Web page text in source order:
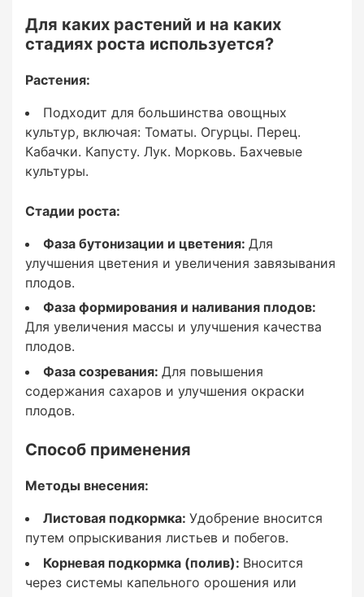
Для повышения содержания сахаров и
Способ применения
Методы внесения:
Листовая подкормка:
Удобрение вносится путем опрыскивания
листьев и побегов.
или путем полива.
Дозировка:
Для каких растений и на каких
стадиях роста используется?
Растения:
Подходит для большинства овощных
культур, включая: Томаты. Огурцы. Перец.
Кабачки. Капусту. Лук. Морковь. Бахчевые
культуры.
Стадии роста:
Фаза бутонизации и цветения: Для
улучшения цветения и увеличения завязывания
плодов.
Фаза формирования и наливания плодов:
Для увеличения массы и улучшения качества
плодов.
Фаза созревания: Для повышения
содержания сахаров и улучшения окраски
плодов.
Способ применения
Методы внесения:
Листовая подкормка: Удобрение вносится
путем опрыскивания листьев и побегов.
Корневая подкормка (полив): Вносится
через системы капельного орошения или